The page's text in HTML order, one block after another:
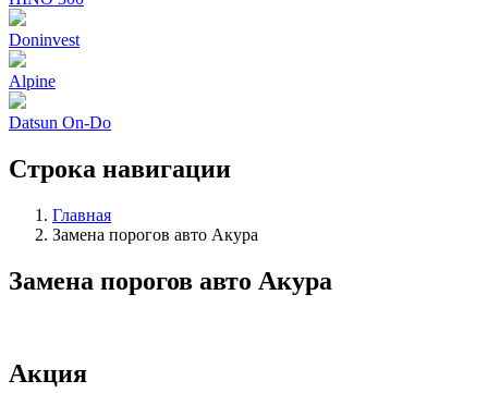
Doninvest
Alpine
Datsun On-Do
Строка навигации
Главная
Замена порогов авто Акура
Замена порогов авто Акура
Акция